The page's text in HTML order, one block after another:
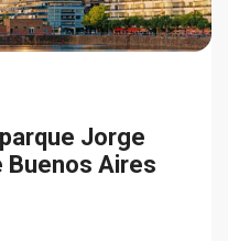
Jorge
Buenos Aires